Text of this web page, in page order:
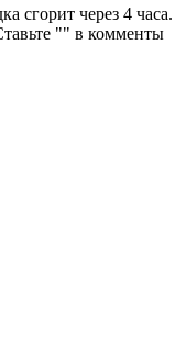
сгорит через 4 часа.
"" в комменты